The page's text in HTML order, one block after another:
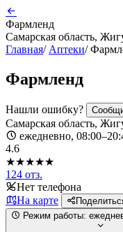
Фармленд
Самарская область,
Главная/ Аптеки/
Фармленд
Нашли ошибку?
Самарская область,
ежедневно,
4.6
★★★★★
124 отз.
Нет телефона
На карте
Режим работы: